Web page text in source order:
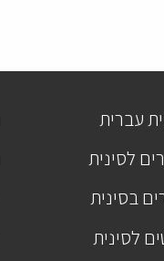
עברית
לסינית
בסינית
לסינית